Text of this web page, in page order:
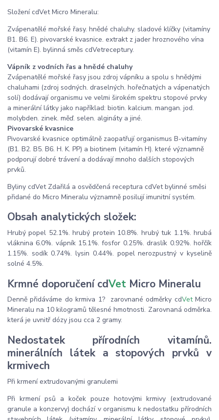
Složení cdVet Micro Mineralu:
Zvápenatělé mořské řasy. hnědé chaluhy. sladové klíčky (vitamíny
B1. B6. E). pivovarské kvasnice. extrakt z jader hroznového vína
(vitamín E). bylinná směs cdVetreceptury.
Vápník z vodních řas a hnědé chaluhy
Zvápenatělé mořské řasy jsou zdroj vápníku a spolu s hnědými
chaluhami (zdroj sodných. draselných. hořečnatých a vápenatých
solí) dodávají organismu ve velmi širokém spektru stopové prvky
a minerální látky jako například: biotin. kalcium. mangan. jod.
molybden. zinek. měď. selen. algináty a jiné.
Pivovarské kvasnice
Pivovarské kvasnice optimálně zaopatřují organismus B-vitamíny
(B1. B2. B5. B6. H. K. PP) a biotinem (vitamín H). které významně
podporují dobré trávení a dodávají mnoho dalších stopových
prvků.
Byliny cdVet Zdařilá a osvědčená receptura cdVet bylinné směsi
přidané do Micro Mineralu významně posilují imunitní systém.
Obsah analytických složek:
Hrubý popel 52.1%. hrubý protein 10.8%. hrubý tuk 1.1%. hrubá
vláknina 6.0%. vápník 15.1%. fosfor 0.25%. draslík 0.92%. hořčík
1.15%. sodík 0.74%. lysin 0.44%. popel nerozpustný v kyselině
solné 4.5%.
Krmné doporučení cdVet Micro Mineralu
Denně přidáváme do krmiva 1? zarovnané odměrky cdVetMicro
Mineralu na 10 kilogramů tělesné hmotnosti. Zarovnaná odměrka.
která je uvnitř dózy jsou cca 2 gramy.
Nedostatek přírodních vitamínů.
minerálních látek a stopových prvků v
krmivech
Při krmení extrudovanými granulemi
Při krmení psů a koček pouze hotovými krmivy (extrudované
granule a konzervy) dochází v organismu k nedostatku přírodních